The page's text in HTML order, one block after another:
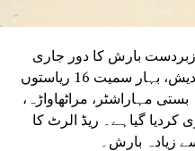
زبردست بارش کا دور جاری
ہے۔ مدھیہ پردیش گجرات، اترپردیش، بہار سمیت 16 ریاستوں
مہاراشٹر، مراٹھاواڑہ،
کردیا گیاہے۔ ریڈ الرٹ کا